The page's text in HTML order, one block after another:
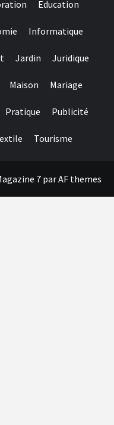
to
make
they
requirements
you
fair
Education
Informatique
Jardin Juridique
Maison Mariage
Pratique Publicité
Tourisme
7par AF themes